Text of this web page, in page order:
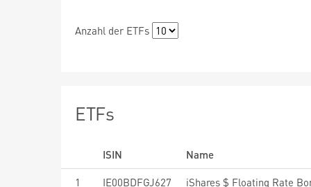
Anzahl der ETFs
ETFs
ISIN
Name
1
IE00BDFGJ627 iShares $ Floating Rate